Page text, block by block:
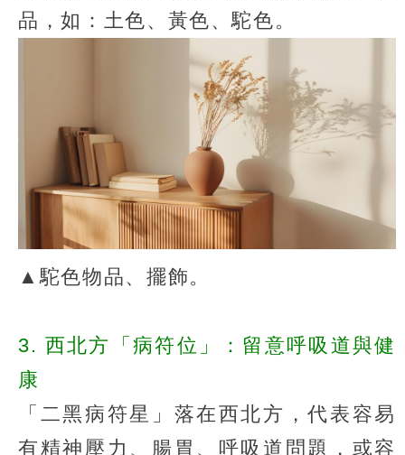
品，如：土色、黃色、駝色。
▲駝色物品、擺飾。
3. 西北方「病符位」：留意呼吸道與健
康
「二黑病符星」落在西北方，代表容易
有精神壓力、腸胃、呼吸道問題，或容